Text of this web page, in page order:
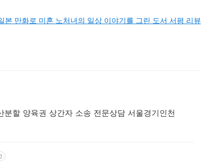
본 만화로 미혼 노처녀의 일상 이야기를 그린 도서 서평 리뷰
할 양육권 상간자 소송 전문상담 서울경기인천